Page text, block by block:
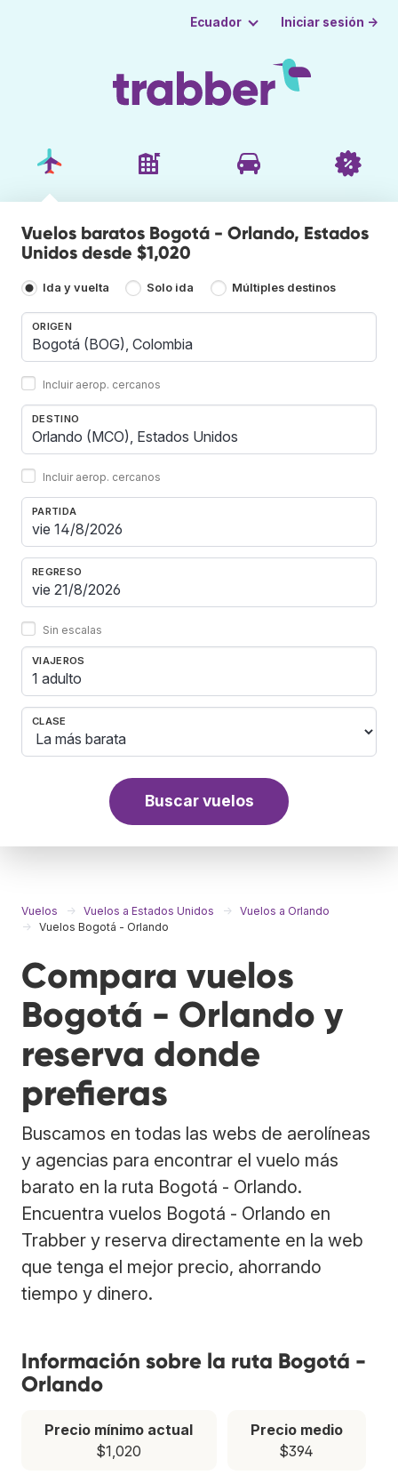
Ecuador Iniciar sesión →
Vuelos baratos Bogotá - Orlando, Estados
Unidos desde $1,020
Ida y vuelta Solo ida Múltiples destinos
ORIGEN
Incluir aerop. cercanos
DESTINO
Incluir aerop. cercanos
PARTIDA
REGRESO
Sin escalas
VIAJEROS
1 adulto
CLASE
Buscar vuelos
Vuelos Vuelos a Estados Unidos
Vuelos a Orlando
Vuelos Bogotá - Orlando
Compara vuelos
Bogotá - Orlando y
reserva donde
prefieras
Buscamos en todas las webs de aerolíneas
y agencias para encontrar el vuelo más
barato en la ruta Bogotá - Orlando.
Encuentra vuelos Bogotá - Orlando en
Trabber y reserva directamente en la web
que tenga el mejor precio, ahorrando
tiempo y dinero.
Información sobre la ruta Bogotá -
Orlando
Precio mínimo actual
$1,020
Precio medio
$394